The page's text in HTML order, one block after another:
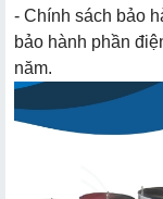
- Chính sách bảo
bảo hành phần
năm.